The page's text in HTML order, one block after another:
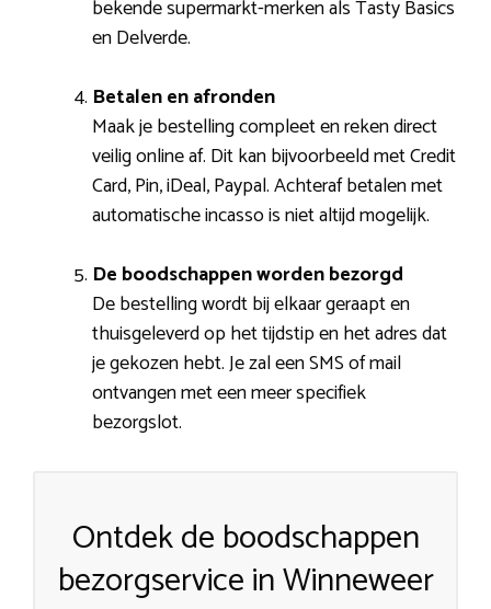
bekende supermarkt-merken als Tasty Basics
en Delverde.
Betalen en afronden
Maak je bestelling compleet en reken direct
veilig online af. Dit kan bijvoorbeeld met Credit
Card, Pin, iDeal, Paypal. Achteraf betalen met
automatische incasso is niet altijd mogelijk.
De boodschappen worden bezorgd
De bestelling wordt bij elkaar geraapt en
thuisgeleverd op het tijdstip en het adres dat
je gekozen hebt. Je zal een SMS of mail
ontvangen met een meer specifiek
bezorgslot.
Ontdek de boodschappen
bezorgservice in Winneweer